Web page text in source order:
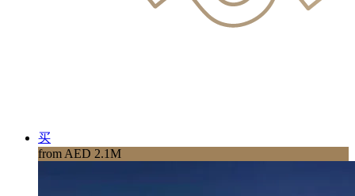
买
from AED 2.1M